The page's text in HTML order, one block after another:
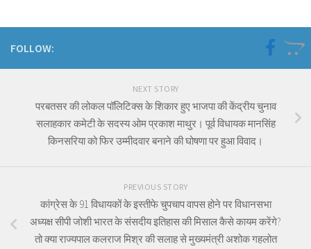
FOLLOW:
NEXT STORY
परबतसर की लोकल पॉलिटिक्स के शिकार हुए भाजपा की केंद्रीय चुनाव
सलाहकार कमेटी के सदस्य ओम प्रकाश माथुर। पूर्व विधायक मानसिंह
किनसरिया को फिर उम्मीदवार बनाने की घोषणा पर हुआ विवाद।
PREVIOUS STORY
कांग्रेस के 91 विधायकों के इस्तीफे चुपचाप वापस होने पर विधानसभा
अध्यक्ष सीपी जोशी भारत के संसदीय इतिहास की मिसाल कैसे कायम करेंगे?
तो क्या राज्यपाल कलराज मिश्र की सलाह से मुख्यमंत्री अशोक गहलोत